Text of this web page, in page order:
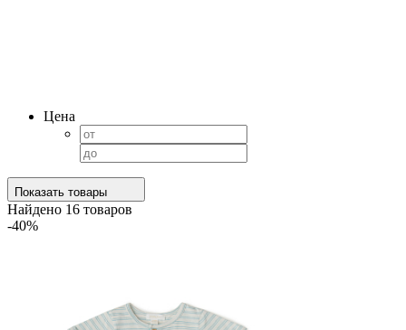
Цена
Показать товары
Найдено 16 товаров
-40%